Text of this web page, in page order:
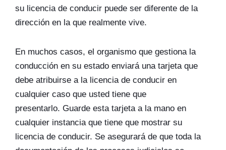
su licencia de conducir puede ser diferente de la
dirección en la que realmente vive.
En muchos casos, el organismo que gestiona la
conducción en su estado enviará una tarjeta que
debe atribuirse a la licencia de conducir en
cualquier caso que usted tiene que
presentarlo. Guarde esta tarjeta a la mano en
cualquier instancia que tiene que mostrar su
licencia de conducir. Se asegurará de que toda la